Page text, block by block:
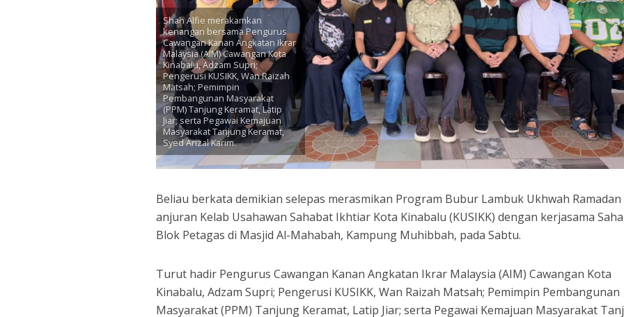
Shah Alfie merakamkan
kenangan bersama Pengurus
Cawangan Kanan Angkatan Ikrar
Malaysia (AIM) Cawangan Kota
Kinabalu, Adzam Supri;
Pengerusi KUSIKK, Wan Raizah
Matsah; Pemimpin
Pembangunan Masyarakat
(PPM) Tanjung Keramat, Latip
Jiar; serta Pegawai Kemajuan
Masyarakat Tanjung Keramat,
Syed Arizal Karim.
Beliau berkata demikian selepas merasmikan Program Bubur Lambuk Ukhwah Ramadan
anjuran Kelab Usahawan Sahabat Ikhtiar Kota Kinabalu (KUSIKK) dengan kerjasama
Blok Petagas di Masjid Al-Mahabah, Kampung Muhibbah, pada Sabtu.
Turut hadir Pengurus Cawangan Kanan Angkatan Ikrar Malaysia (AIM) Cawangan Kota
Kinabalu, Adzam Supri; Pengerusi KUSIKK, Wan Raizah Matsah; Pemimpin Pembangunan
Masyarakat (PPM) Tanjung Keramat, Latip Jiar; serta Pegawai Kemajuan Masyarakat